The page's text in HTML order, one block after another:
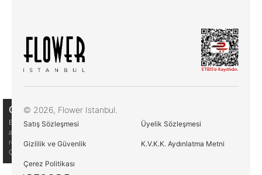
© 2026, Flower Istanbul.
Satış Sözleşmesi Üyelik Sözleşmesi
Gizlilik ve Güvenlik K.V.K.K. Aydınlatma Metni
Çerez Politikası
Çerez Kullanımı
Birinci ve üçüncü kişi çerezlerini analiz amacıyla,
alışkanlarınıza ve profilinize bağlı olarak tercihlerinizle bağlantılı
reklamlar göstermek için kullanıyoruz. Daha fazla bilgi için
Çerez Politikamıza göz atın